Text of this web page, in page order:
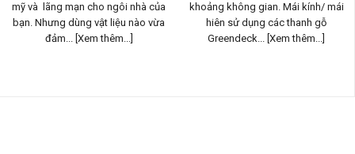
mỹ và lãng mạn cho ngôi nhà của
bạn. Nhưng dùng vật liệu nào vừa
đảm...[Xem thêm...]
khoảng không gian. Mái kính/ mái
hiên sử dụng các thanh gỗ
Greendeck... [Xem thêm...]